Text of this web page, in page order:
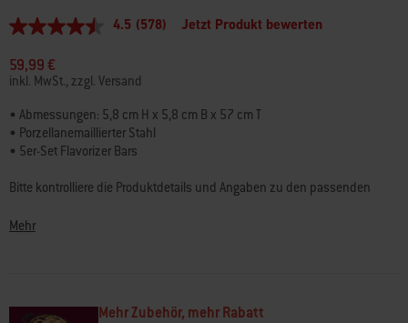
4.5
5
Sternen,
Durchschnittswert
der
Bewertung.
Read
578
Link
auf
Seite.
4.5 (578) Jetzt Produkt bewerten
59,99 €
inkl. MwSt., zzgl. Versand
• Abmessungen: 5,8 cm H x 5,8 cm B x 57 cm T
• Porzellanemaillierter Stahl
• 5er-Set Flavorizer Bars
Bitte kontrolliere die Produktdetails und Angaben zu den passenden
deinen Grill wählst.
Mehr
Mehr Zubehör, mehr Rabatt